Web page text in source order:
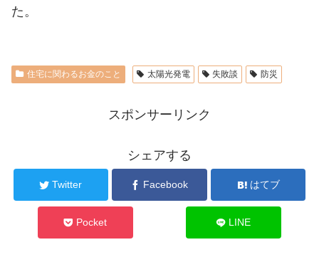
た。
住宅に関わるお金のこと 太陽光発電 失敗談 防災
スポンサーリンク
シェアする
Twitter Facebook はてブ
Pocket LINE